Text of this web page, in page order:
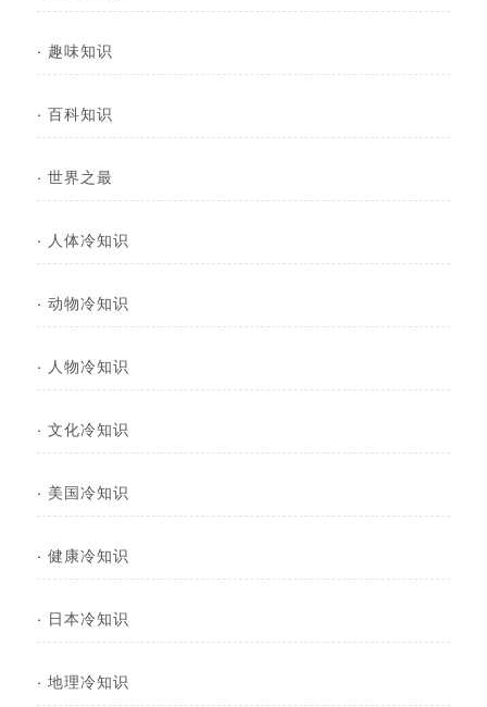
· 趣味知识
· 百科知识
· 世界之最
· 人体冷知识
· 动物冷知识
· 人物冷知识
· 文化冷知识
· 美国冷知识
· 健康冷知识
· 日本冷知识
· 地理冷知识